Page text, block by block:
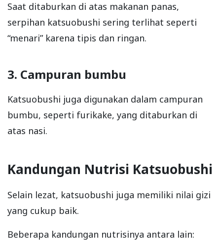
Saat ditaburkan di atas makanan panas,
serpihan katsuobushi sering terlihat seperti
“menari” karena tipis dan ringan.
3. Campuran bumbu
Katsuobushi juga digunakan dalam campuran
bumbu, seperti furikake, yang ditaburkan di
atas nasi.
Kandungan Nutrisi Katsuobushi
Selain lezat, katsuobushi juga memiliki nilai gizi
yang cukup baik.
Beberapa kandungan nutrisinya antara lain: